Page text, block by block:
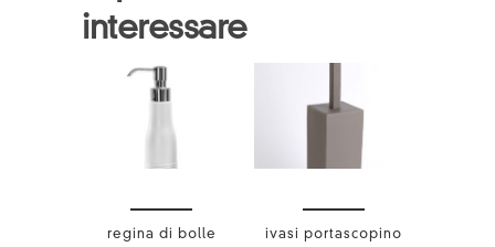
interessare
regina di bolle ivasi portascopino